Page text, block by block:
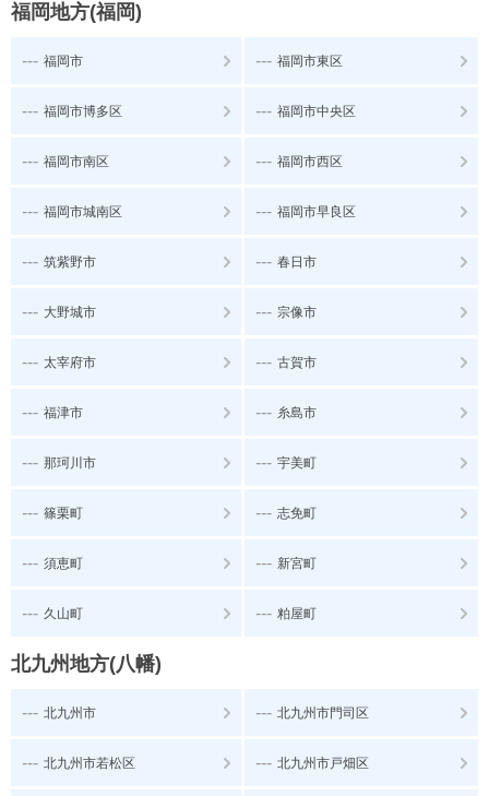
福岡地方(福岡)
--- 福岡市 --- 福岡市東区
--- 福岡市博多区 --- 福岡市中央区
--- 福岡市南区 --- 福岡市西区
--- 福岡市城南区 --- 福岡市早良区
--- 筑紫野市 --- 春日市
--- 大野城市 --- 宗像市
--- 太宰府市 --- 古賀市
--- 福津市 --- 糸島市
--- 那珂川市 --- 宇美町
--- 篠栗町 --- 志免町
--- 須恵町 --- 新宮町
--- 久山町 --- 粕屋町
北九州地方(八幡)
--- 北九州市 --- 北九州市門司区
--- 北九州市若松区 --- 北九州市戸畑区